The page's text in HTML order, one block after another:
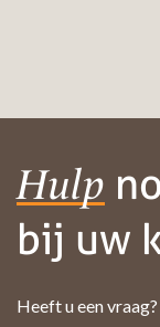
Hulp
bij uw
Heeft u een